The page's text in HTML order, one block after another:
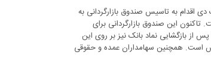
اقدام به تاسیس صندوق بازارگردانی به
این صندوق بازارگردانی برای
از بازگشایی نماد بانک نیز بر روی این
است. همچنین سهامداران عمده و حقوقی